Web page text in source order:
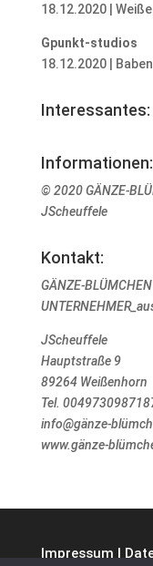
18.12.2020 |
Gpunkt-studios
18.12.2020 |
Interessantes:
Informationen:
© 2020 GÄNZE-
JScheuffele
Kontakt:
GÄNZE-BLÜMCHEN
JScheuffele
Hauptstraße 9
89264 Weißenhorn
Tel.
info@gänze-
www.gänze-
Impressum |